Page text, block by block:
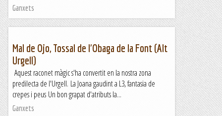
Ganxets
Mal de Ojo, Tossal de l'Obaga de la Font (Alt
Urgell)
Aquest raconet màgic s'ha convertit en la nostra zona
predilecta de l'Urgell. La Joana gaudint a L3, fantasia de
crepes i peus Un bon grapat d'atributs la...
Ganxets